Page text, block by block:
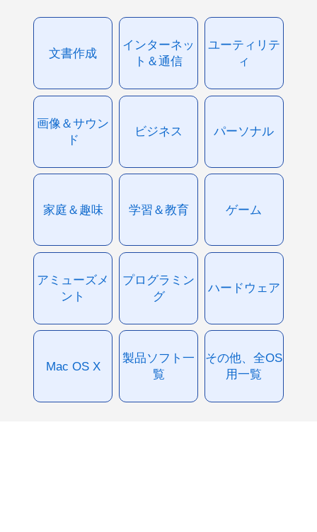
文書作成
インターネッ
ト＆通信
ユーティリテ
ィ
画像＆サウン
ド
ビジネス パーソナル
家庭＆趣味 学習＆教育 ゲーム
アミューズメ
ント
プログラミン
グ
ハードウェア
Mac OS X
製品ソフト一
覧
その他、全OS
用一覧